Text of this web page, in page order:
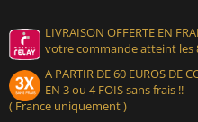
LIVRAISON OFFERTE EN
votre commande atteint les
A PARTIR DE 60 EUROS DE
EN 3 ou 4 FOIS sans frais !!
( France uniquement )